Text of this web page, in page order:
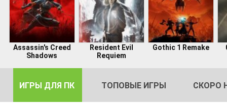
Assassin's Creed
Shadows
Resident Evil
Requiem
Gothic 1 Remake
ИГРЫ ДЛЯ ПК ТОПОВЫЕ ИГРЫ СКОРО